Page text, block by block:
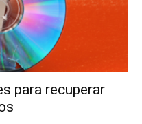
para recuperar